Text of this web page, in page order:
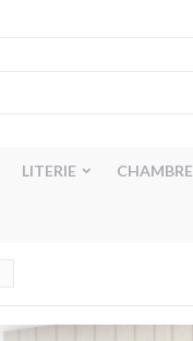
LITERIE CHAMBRE